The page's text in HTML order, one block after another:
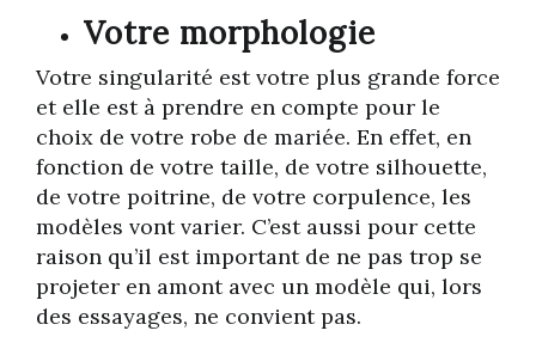
Votre morphologie
Votre singularité est votre plus grande force
et elle est à prendre en compte pour le
choix de votre robe de mariée. En effet, en
fonction de votre taille, de votre silhouette,
de votre poitrine, de votre corpulence, les
modèles vont varier. C’est aussi pour cette
raison qu’il est important de ne pas trop se
projeter en amont avec un modèle qui, lors
des essayages, ne convient pas.